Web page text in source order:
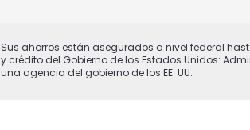
Sus ahorros están asegurados a nivel federal
y crédito del Gobierno de los Estados Unidos:
una agencia del gobierno de los EE. UU.